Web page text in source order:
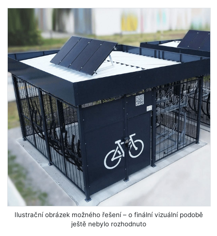
Ilustrační obrázek možného řešení – o finální vizuální podobě
ještě nebylo rozhodnuto